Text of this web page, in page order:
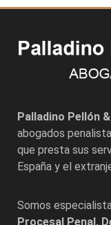
Palladino Pellón
abogados
que presta sus
España y el
Somos
Procesal Penal,